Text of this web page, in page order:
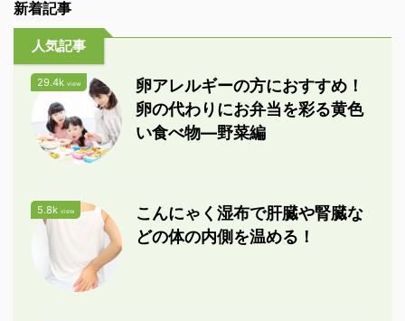
新着記事
人気記事
29.4k view
卵アレルギーの方におすすめ！
卵の代わりにお弁当を彩る黄色
い食べ物―野菜編
5.8k view
こんにゃく湿布で肝臓や腎臓な
どの体の内側を温める！